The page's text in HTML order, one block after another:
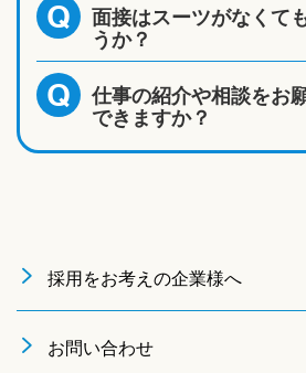
Q 面接はスーツがなくて
うか？
Q 仕事の紹介や相談をお
できますか？
採用をお考えの企業様へ
お問い合わせ